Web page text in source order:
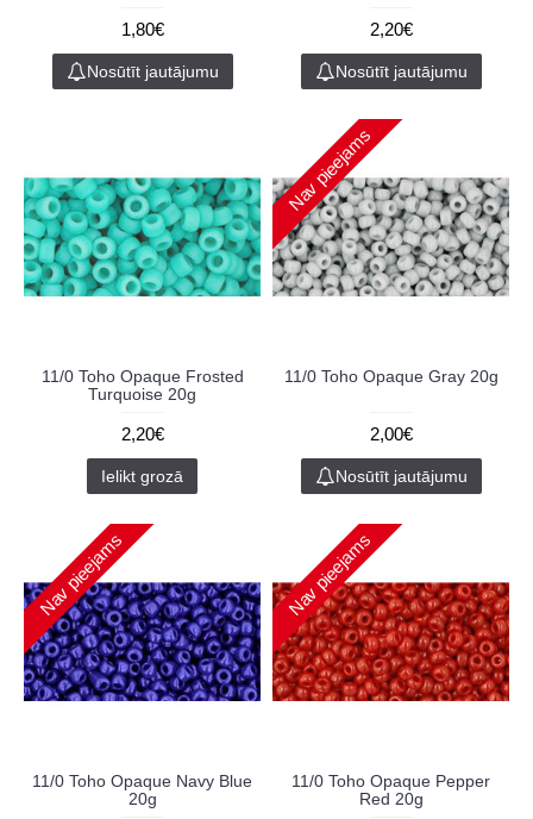
1,80€
Nosūtīt jautājumu
2,20€
Nosūtīt jautājumu
11/0 Toho Opaque Frosted
Turquoise 20g
2,20€
Ielikt grozā
Nav pieejams
11/0 Toho Opaque Gray 20g
2,00€
Nosūtīt jautājumu
Nav pieejams
11/0 Toho Opaque Navy Blue
20g
Nav pieejams
11/0 Toho Opaque Pepper
Red 20g